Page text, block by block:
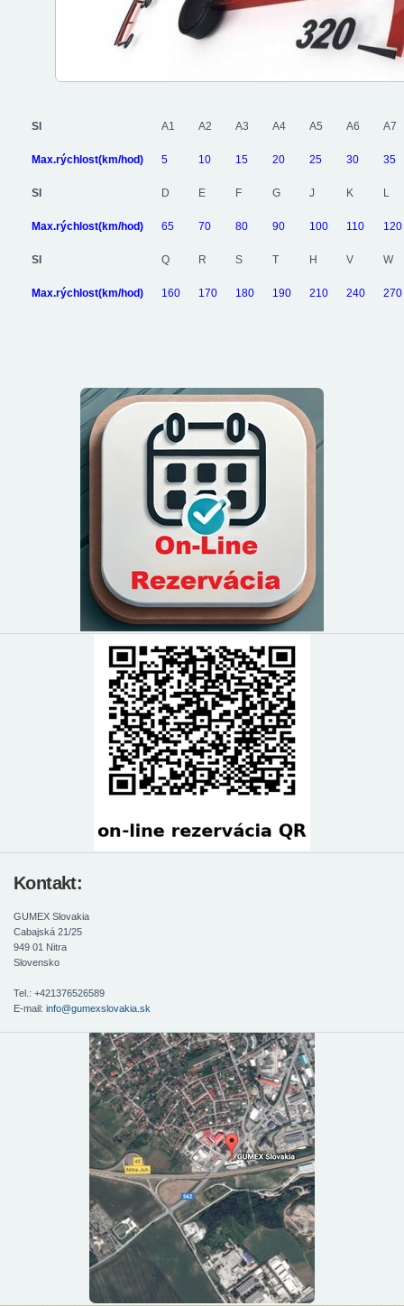
SI A1 A2 A3 A4 A5 A6 A7
Max.rýchlost(km/hod) 5 10 15 20 25 30 35
SI D E F G J K L
Max.rýchlost(km/hod) 65 70 80 90 100 110 120
SI Q R S T H V W
Max.rýchlost(km/hod) 160 170 180 190 210 240 270
Kontakt:
GUMEX Slovakia
Cabajská 21/25
949 01 Nitra
Slovensko
Tel.: +421376526589
E-mail: info@gumexslovakia.sk